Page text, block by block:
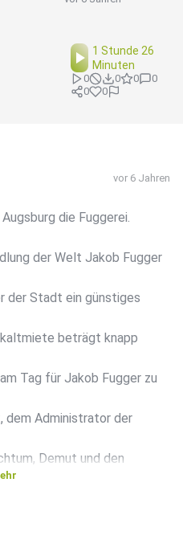
1 Stunde 26
Minuten
0 0 0
0
0
0
vor 6 Jahren
die Fuggerei.
der Welt Jakob Fugger
der Stadt ein günstiges
beträgt knapp
Tag für Jakob Fugger zu
dem Administrator der
Demut und den